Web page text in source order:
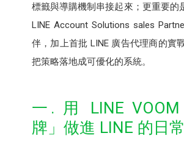
標籤與導購機制串接起來；更重要的
LINE Account Solutions sales
伴，加上首批 LINE 廣告代理商的實
把策略落地成可優化的系統。
一. 用 LINE
牌」做進 LINE 的日